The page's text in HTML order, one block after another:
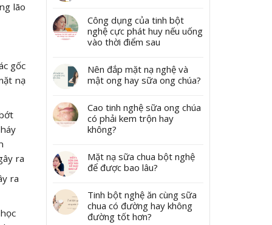
lão
gốc
nạ
ra
ra
Công dụng của tinh bột
nghệ cực phát huy nếu uống
vào thời điểm sau
Nên đắp mặt nạ nghệ và
mật ong hay sữa ong chúa?
Cao tinh nghệ sữa ong chúa
có phải kem trộn hay
không?
Mặt nạ sữa chua bột nghệ
để được bao lâu?
Tinh bột nghệ ăn cùng sữa
chua có đường hay không
đường tốt hơn?